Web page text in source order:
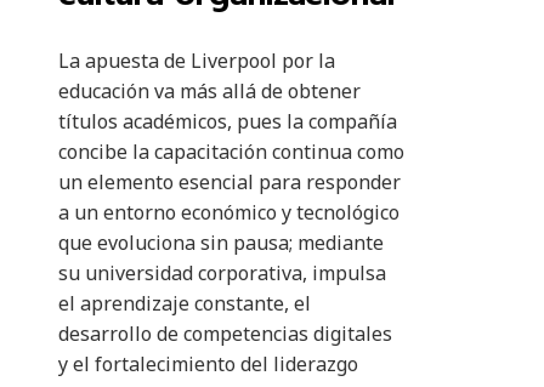
La apuesta de Liverpool por la
educación va más allá de obtener
títulos académicos, pues la compañía
concibe la capacitación continua como
un elemento esencial para responder
a un entorno económico y tecnológico
que evoluciona sin pausa; mediante
su universidad corporativa, impulsa
el aprendizaje constante, el
desarrollo de competencias digitales
y el fortalecimiento del liderazgo